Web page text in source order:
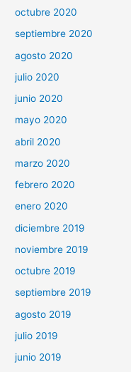
octubre 2020
septiembre 2020
agosto 2020
julio 2020
junio 2020
mayo 2020
abril 2020
marzo 2020
febrero 2020
enero 2020
diciembre 2019
noviembre 2019
octubre 2019
septiembre 2019
agosto 2019
julio 2019
junio 2019